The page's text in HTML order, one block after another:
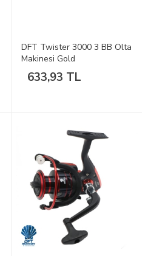
DFT Twister 3000 3 BB Olta
Makinesi Gold
633,93 TL